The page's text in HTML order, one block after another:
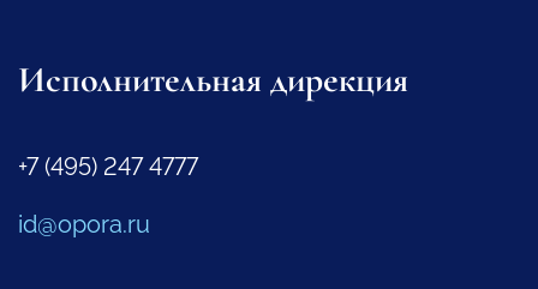
Исполнительная дирекция
+7 (495) 247 4777
id@opora.ru